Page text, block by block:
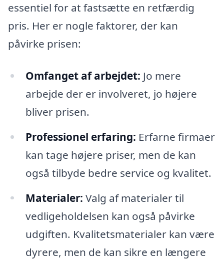
essentiel for at fastsætte en retfærdig
pris. Her er nogle faktorer, der kan
påvirke prisen:
Omfanget af arbejdet: Jo mere
arbejde der er involveret, jo højere
bliver prisen.
Professionel erfaring: Erfarne firmaer
kan tage højere priser, men de kan
også tilbyde bedre service og kvalitet.
Materialer: Valg af materialer til
vedligeholdelsen kan også påvirke
udgiften. Kvalitetsmaterialer kan være
dyrere, men de kan sikre en længere